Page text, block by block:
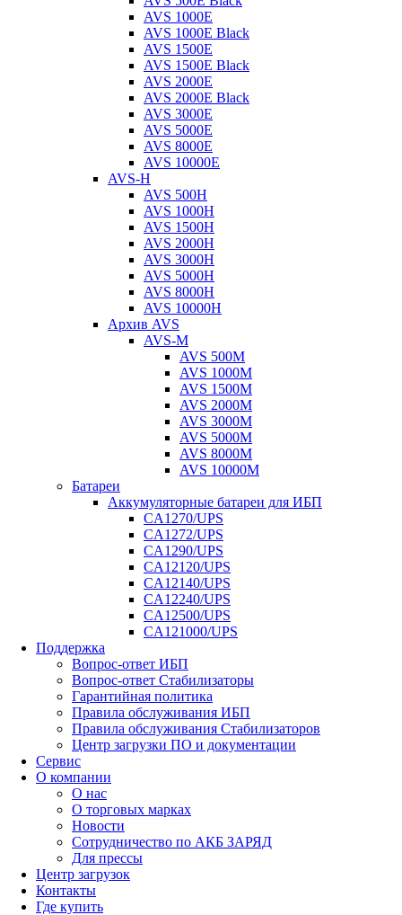
AVS 1000E
AVS 1000E Black
AVS 1500E
AVS 1500E Black
AVS 2000E
AVS 2000E Black
AVS 3000E
AVS 5000E
AVS 8000E
AVS 10000E
AVS-H
AVS 500H
AVS 1000H
AVS 1500H
AVS 2000H
AVS 3000H
AVS 5000H
AVS 8000H
AVS 10000H
Архив AVS
AVS-M
AVS 500M
AVS 1000M
AVS 1500M
AVS 2000M
AVS 3000M
AVS 5000M
AVS 8000M
AVS 10000M
Батареи
Аккумуляторные батареи для ИБП
CA1270/UPS
CA1272/UPS
CA1290/UPS
CA12120/UPS
CA12140/UPS
CA12240/UPS
CA12500/UPS
CA121000/UPS
Поддержка
Вопрос-ответ ИБП
Вопрос-ответ Стабилизаторы
Гарантийная политика
Правила обслуживания ИБП
Правила обслуживания Стабилизаторов
Центр загрузки ПО и документации
Сервис
О компании
О нас
О торговых марках
Новости
Сотрудничество по АКБ ЗАРЯД
Для прессы
Центр загрузок
Контакты
Где купить